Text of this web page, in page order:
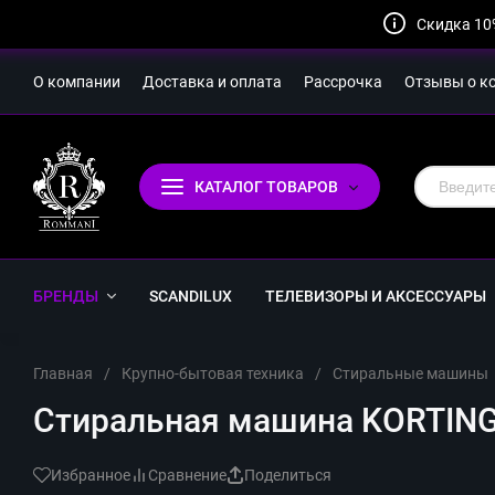
Скидка
О компании Доставка и оплата Рассрочка Отзывы о
КАТАЛОГ ТОВАРОВ
БРЕНДЫ SCANDILUX ТЕЛЕВИЗОРЫ И АКСЕССУАРЫ
Главная / Крупно-бытовая техника / Стиральные машины
Стиральная машина
Избранное Сравнение Поделиться